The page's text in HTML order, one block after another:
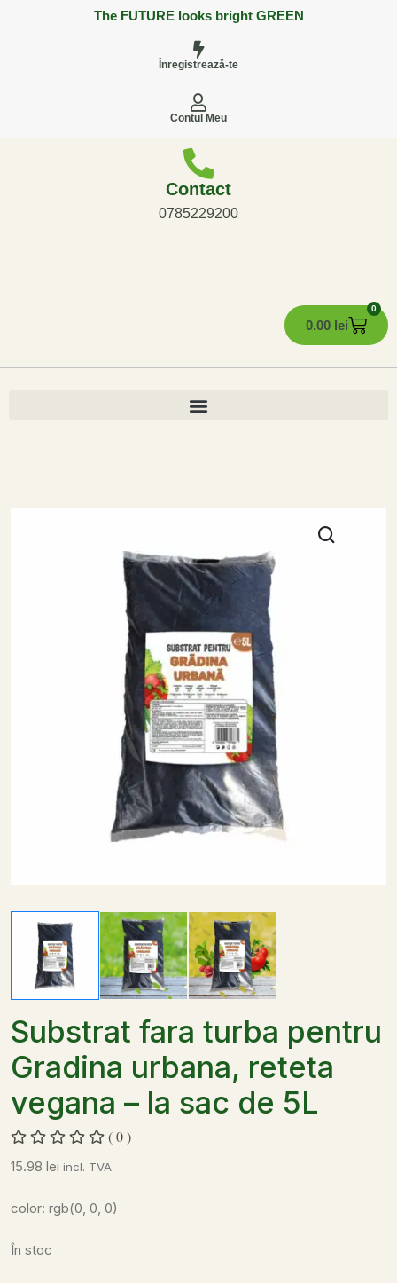
The FUTURE looks bright GREEN
Înregistrează-te
Contul Meu
Contact
0785229200
0.00 lei
0
Substrat fara turba pentru
Gradina urbana, reteta
vegana – la sac de 5L
( 0 )
15.98 lei incl. TVA
color: rgb(0, 0, 0)
În stoc